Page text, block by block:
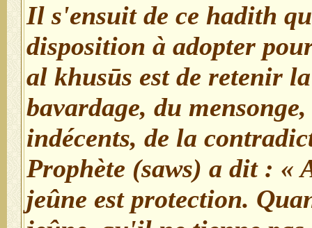
- Il s'ensuit de ce hadith
disposition à adopter
al khusūs est de retenir
bavardage, du
indécents, de la
Prophète (saws) a dit : «
jeûne est protection.